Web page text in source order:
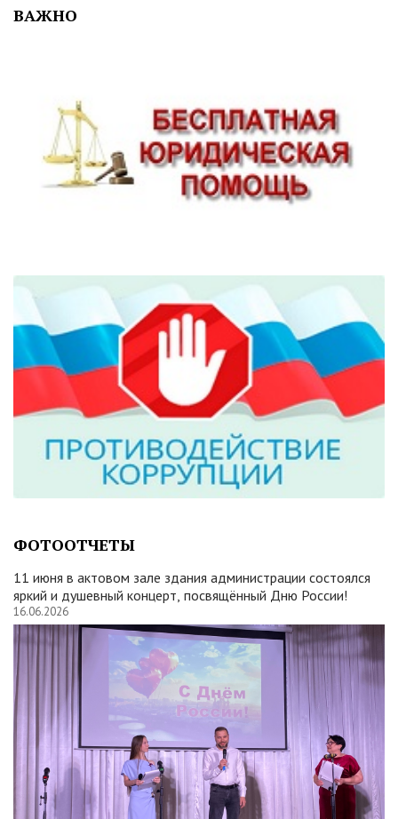
ВАЖНО
ФОТООТЧЕТЫ
11 июня в актовом зале здания администрации состоялся
яркий и душевный концерт, посвящённый Дню России!
16.06.2026